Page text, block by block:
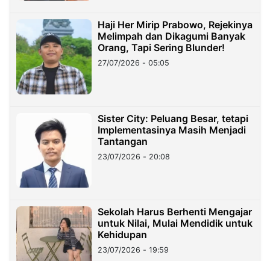
Haji Her Mirip Prabowo, Rejekinya
Melimpah dan Dikagumi Banyak
Orang, Tapi Sering Blunder!
27/07/2026 - 05:05
Sister City: Peluang Besar, tetapi
Implementasinya Masih Menjadi
Tantangan
23/07/2026 - 20:08
Sekolah Harus Berhenti Mengajar
untuk Nilai, Mulai Mendidik untuk
Kehidupan
23/07/2026 - 19:59